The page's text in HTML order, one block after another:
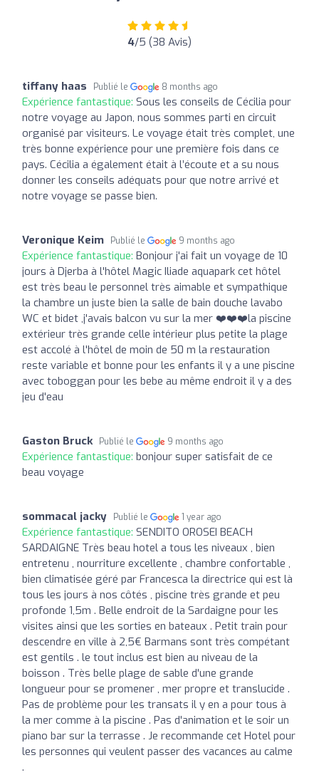
4/5 (38 Avis)
tiffany haas Publié le 8 months ago
Expérience fantastique: Sous les conseils de Cécilia pour
notre voyage au Japon, nous sommes parti en circuit
organisé par visiteurs. Le voyage était très complet, une
très bonne expérience pour une première fois dans ce
pays. Cécilia a également était à l’écoute et a su nous
donner les conseils adéquats pour que notre arrivé et
notre voyage se passe bien.
Veronique Keim Publié le 9 months ago
Expérience fantastique: Bonjour j'ai fait un voyage de 10
jours à Djerba à l'hôtel Magic Iliade aquapark cet hôtel
est très beau le personnel très aimable et sympathique
la chambre un juste bien la salle de bain douche lavabo
WC et bidet ,j'avais balcon vu sur la mer ❤️❤️❤️la piscine
extérieur très grande celle intérieur plus petite la plage
est accolé à l'hôtel de moin de 50 m la restauration
reste variable et bonne pour les enfants il y a une piscine
avec toboggan pour les bebe au même endroit il y a des
jeu d'eau
Gaston Bruck Publié le 9 months ago
Expérience fantastique: bonjour super satisfait de ce
beau voyage
sommacal jacky Publié le 1 year ago
Expérience fantastique: SENDITO OROSEI BEACH
SARDAIGNE Très beau hotel a tous les niveaux , bien
entretenu , nourriture excellente , chambre confortable ,
bien climatisée géré par Francesca la directrice qui est là
tous les jours à nos côtés , piscine très grande et peu
profonde 1,5m . Belle endroit de la Sardaigne pour les
visites ainsi que les sorties en bateaux . Petit train pour
descendre en ville à 2,5€ Barmans sont très compétant
est gentils . le tout inclus est bien au niveau de la
boisson . Très belle plage de sable d'une grande
longueur pour se promener , mer propre et translucide .
Pas de problème pour les transats il y en a pour tous à
la mer comme à la piscine . Pas d'animation et le soir un
piano bar sur la terrasse . Je recommande cet Hotel pour
les personnes qui veulent passer des vacances au calme
.